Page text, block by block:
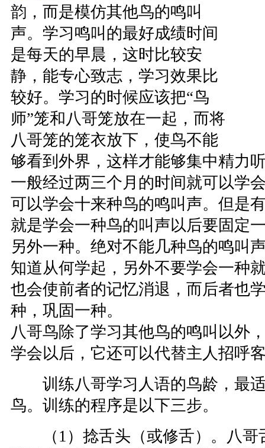
韵，而是模仿其他鸟的鸣叫
声。学习鸣叫的最好成绩时间
是每天的早晨，这时比较安
静，能专心致志，学习效果比
较好。学习的时候应该把“鸟
师”笼和八哥笼放在一起，而将
八哥笼的笼衣放下，使鸟不能
够看到外界，这样才能够集中精力
一般经过两三个月的时间就可以学
可以学会十来种鸟的鸣叫声。但是
就是学会一种鸟的叫声以后要固定
另外一种。绝对不能几种鸟的鸣叫
知道从何学起，另外不要学会一种
也会使前者的记忆消退，而后者也
种，巩固一种。
八哥鸟除了学习其他鸟的鸣叫以外
学会以后，它还可以代替主人招呼
训练八哥学习人语的鸟龄，最适
鸟。训练的程序是以下三步。
（1）捻舌头（或修舌）。八哥